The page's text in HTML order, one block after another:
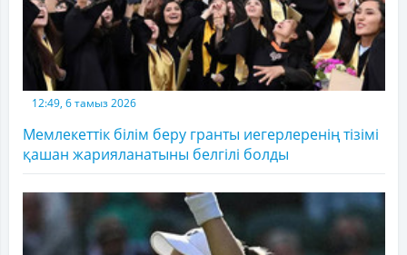
12:49, 6 тамыз 2026
Мемлекеттік білім беру гранты иегерлеренің тізімі
қашан жарияланатыны белгілі болды